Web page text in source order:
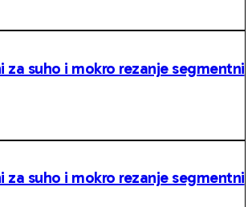
za suho i mokro rezanje segmentni
za suho i mokro rezanje segmentni